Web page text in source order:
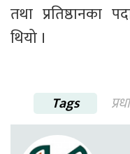
तथा प्रतिष्ठानका
थियो ।
Tags